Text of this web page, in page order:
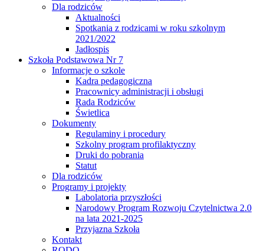
Dla rodziców
Aktualności
Spotkania z rodzicami w roku szkolnym
2021/2022
Jadłospis
Szkoła Podstawowa Nr 7
Informacje o szkole
Kadra pedagogiczna
Pracownicy administracji i obsługi
Rada Rodziców
Świetlica
Dokumenty
Regulaminy i procedury
Szkolny program profilaktyczny
Druki do pobrania
Statut
Dla rodziców
Programy i projekty
Labolatoria przyszłości
Narodowy Program Rozwoju Czytelnictwa 2.0
na lata 2021-2025
Przyjazna Szkoła
Kontakt